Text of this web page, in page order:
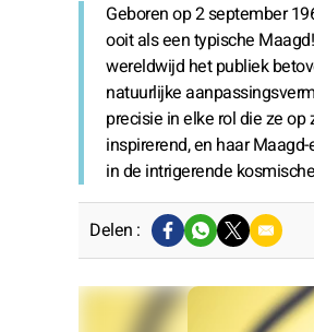
Geboren op 2 september
ooit als een typische
wereldwijd het publiek
natuurlijke
precisie in elke rol die ze
inspirerend, en haar
in de intrigerende
Delen :